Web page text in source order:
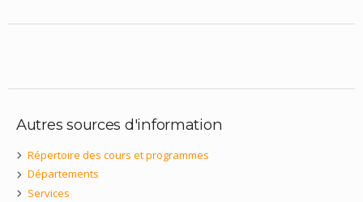
Autres sources d'information
Répertoire des cours et programmes
Départements
Services